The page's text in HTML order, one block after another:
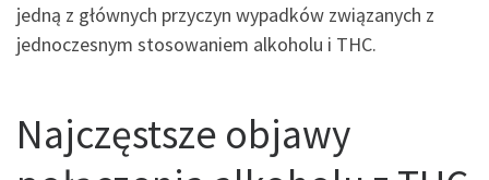
jedną z głównych przyczyn wypadków związanych z
jednoczesnym stosowaniem alkoholu i THC.
Najczęstsze objawy